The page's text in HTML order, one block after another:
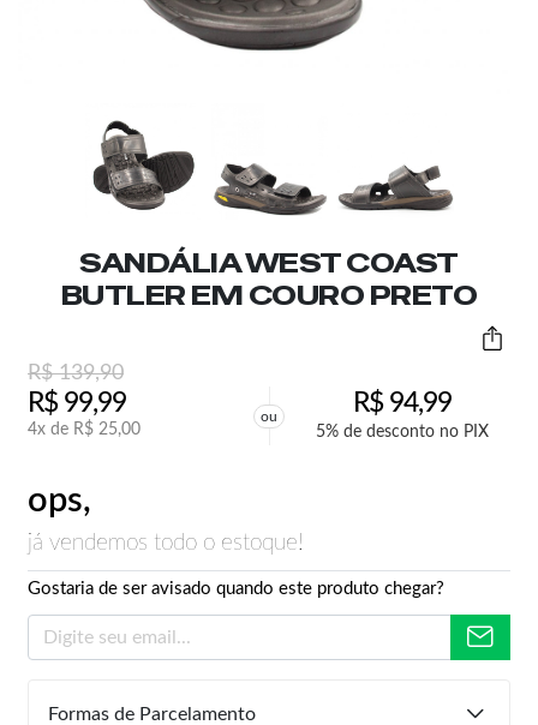
SANDÁLIA WEST COAST
BUTLER EM COURO PRETO
R$139,90
R$99,99
4x de R$ 25,00
ou R$94,99
5% de desconto no PIX
ops,
já vendemos todo o estoque!
Gostaria de ser avisado quando este produto chegar?
Formas de Parcelamento